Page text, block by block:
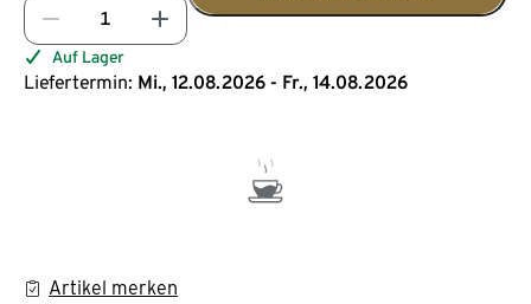
Auf Lager
Liefertermin: Mi., 12.08.2026 - Fr., 14.08.2026
Artikel merken